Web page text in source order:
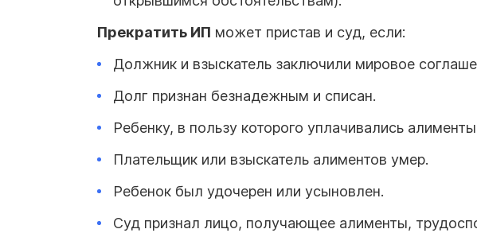
Прекратить ИП может пристав и суд, если:
Должник и взыскатель заключили мировое
Долг признан безнадежным и списан.
Ребенку, в пользу которого уплачивались
Плательщик или взыскатель алиментов умер.
Ребенок был удочерен или усыновлен.
Суд признал лицо, получающее алименты,